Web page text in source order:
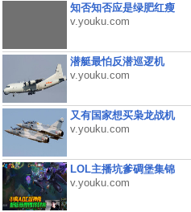
知否知否应是绿肥红瘦
v.youku.com
潜艇最怕反潜巡逻机
v.youku.com
又有国家想买枭龙战机
v.youku.com
LOL主播坑爹碉堡集锦
v.youku.com